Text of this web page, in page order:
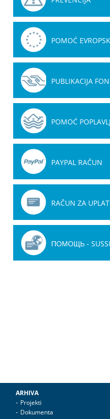
POMOĆ
PUBLIKACIJA
POMOĆ
PAYPAL RAČUN
RAČUN ZA
ПОМОЩЬ -
ARHIVA
Projekti
Dokumenta